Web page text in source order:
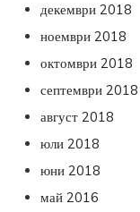
декември 2018
ноември 2018
октомври 2018
септември 2018
август 2018
юли 2018
юни 2018
май 2016